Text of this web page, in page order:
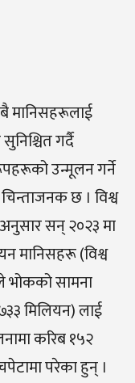
मानिसहरूलाई
गर्दै
उन्मूलन गर्ने
छ । विश्व
सन् २०२३ मा
मानिसहरू (विश्व
भोकको सामना
मिलियन) लाई
करिब १५२
परेका हुन् ।